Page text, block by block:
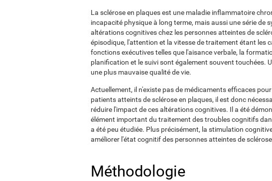
La sclérose en plaques est une maladie inflammatoire
incapacité physique à long terme, mais aussi une série de
altérations cognitives chez les personnes atteintes de
épisodique, l'attention et la vitesse de traitement étant les
fonctions exécutives telles que l'aisance verbale, la
planification et le suivi sont également souvent touchées.
une plus mauvaise qualité de vie.
Actuellement, il n'existe pas de médicaments efficaces
patients atteints de sclérose en plaques, il est donc
réduire l'impact de ces altérations cognitives. Il a été
élément important du traitement des troubles cognitifs
a été peu étudiée. Plus précisément, la stimulation
améliorer l'état cognitif des personnes atteintes de
Méthodologie